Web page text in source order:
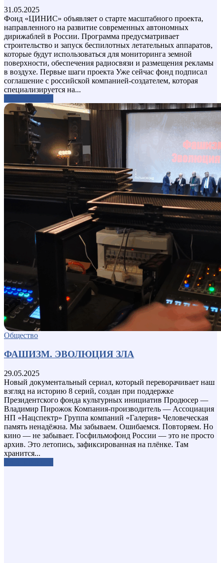
31.05.2025
Фонд «ЦИНИС» объявляет о старте масштабного проекта,
направленного на развитие современных автономных
дирижаблей в России. Программа предусматривает
строительство и запуск беспилотных летательных аппаратов,
которые будут использоваться для мониторинга земной
поверхности, обеспечения радиосвязи и размещения рекламы
в воздухе. Первые шаги проекта Уже сейчас фонд подписал
соглашение с российской компанией-создателем, которая
специализируется на...
Общество
ФАШИЗМ. ЭВОЛЮЦИЯ ЗЛА
29.05.2025
Новый документальный сериал, который переворачивает наш
взгляд на историю 8 серий, создан при поддержке
Президентского фонда культурных инициатив Продюсер —
Владимир Пирожок Компания-производитель — Ассоциация
НП «Нацспектр» Группа компаний «Галерия» Человеческая
память ненадёжна. Мы забываем. Ошибаемся. Повторяем. Но
кино — не забывает. Госфильмофонд России — это не просто
архив. Это летопись, зафиксированная на плёнке. Там
хранится...